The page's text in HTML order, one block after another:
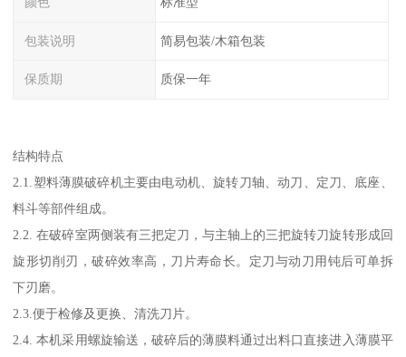
包装说明 简易包装/木箱包装
保质期 质保一年
结构特点
2.1.塑料薄膜破碎机主要由电动机、旋转刀轴、动刀、定刀、底座、
料斗等部件组成。
2.2. 在破碎室两侧装有三把定刀，与主轴上的三把旋转刀旋转形成回
旋形切削刃，破碎效率高，刀片寿命长。定刀与动刀用钝后可单拆
下刃磨。
2.3.便于检修及更换、清洗刀片。
2.4. 本机采用螺旋输送，破碎后的薄膜料通过出料口直接进入薄膜平